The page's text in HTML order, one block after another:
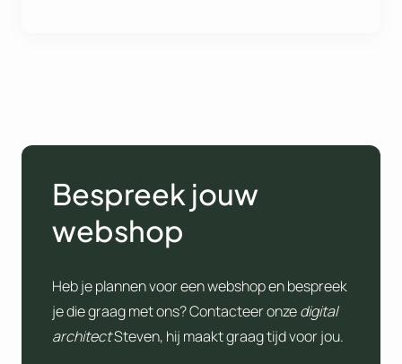
Bespreek jouw
webshop
Heb je plannen voor een webshop en bespreek
je die graag met ons? Contacteer onzedigital
architectSteven, hij maakt graag tijd voor jou.